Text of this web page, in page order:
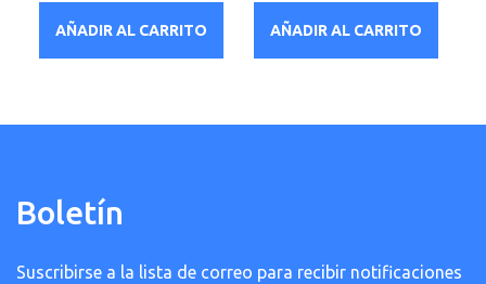
AÑADIR AL CARRITO AÑADIR AL CARRITO
Boletín
Suscribirse a la lista de correo para recibir notificaciones